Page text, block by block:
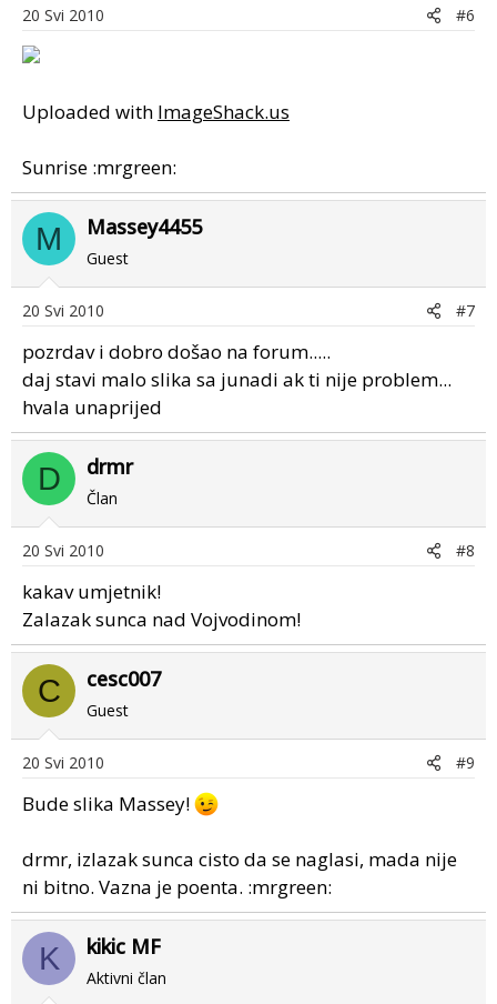
20 Svi 2010 #6
Uploaded with ImageShack.us
Sunrise :mrgreen:
M Massey4455
Guest
20 Svi 2010 #7
pozrdav i dobro došao na forum.....
daj stavi malo slika sa junadi ak ti nije problem...
hvala unaprijed
D drmr
Član
20 Svi 2010 #8
kakav umjetnik!
Zalazak sunca nad Vojvodinom!
C cesc007
Guest
20 Svi 2010 #9
Bude slika Massey!
drmr, izlazak sunca cisto da se naglasi, mada nije
ni bitno. Vazna je poenta. :mrgreen:
K kikic MF
Aktivni član